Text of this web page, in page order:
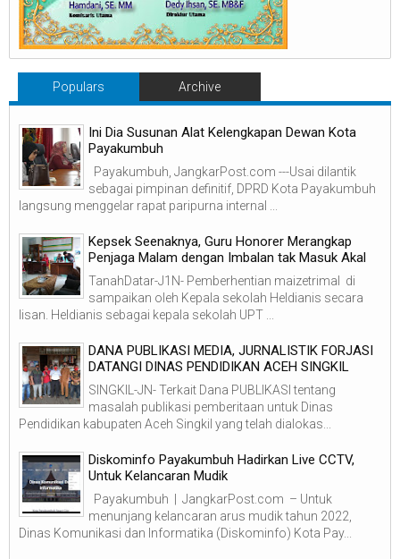
Populars Archive
Ini Dia Susunan Alat Kelengkapan Dewan Kota
Payakumbuh
Payakumbuh, JangkarPost.com ---Usai dilantik
sebagai pimpinan definitif, DPRD Kota Payakumbuh
langsung menggelar rapat paripurna internal ...
Kepsek Seenaknya, Guru Honorer Merangkap
Penjaga Malam dengan Imbalan tak Masuk Akal
TanahDatar-J1N- Pemberhentian maizetrimal di
sampaikan oleh Kepala sekolah Heldianis secara
lisan. Heldianis sebagai kepala sekolah UPT ...
DANA PUBLIKASI MEDIA, JURNALISTIK FORJASI
DATANGI DINAS PENDIDIKAN ACEH SINGKIL
SINGKIL-JN- Terkait Dana PUBLIKASI tentang
masalah publikasi pemberitaan untuk Dinas
Pendidikan kabupaten Aceh Singkil yang telah dialokas...
Diskominfo Payakumbuh Hadirkan Live CCTV,
Untuk Kelancaran Mudik
Payakumbuh | JangkarPost.com – Untuk
menunjang kelancaran arus mudik tahun 2022,
Dinas Komunikasi dan Informatika (Diskominfo) Kota Pay...